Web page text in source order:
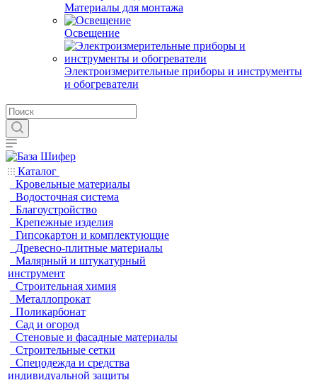
Материалы для монтажа
Освещение
Электроизмерительные приборы и инструменты
и обогреватели
Каталог
Кровельные материалы
Водосточная система
Благоустройство
Крепежные изделия
Гипсокартон и комплектующие
Древесно-плитные материалы
Малярный и штукатурный
инструмент
Строительная химия
Металлопрокат
Поликарбонат
Сад и огород
Стеновые и фасадные материалы
Строительные сетки
Спецодежда и средства
индивидуальной защиты